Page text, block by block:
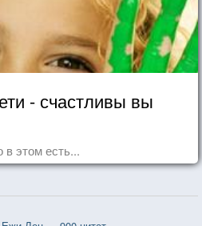
- счастливы вы
в этом есть...